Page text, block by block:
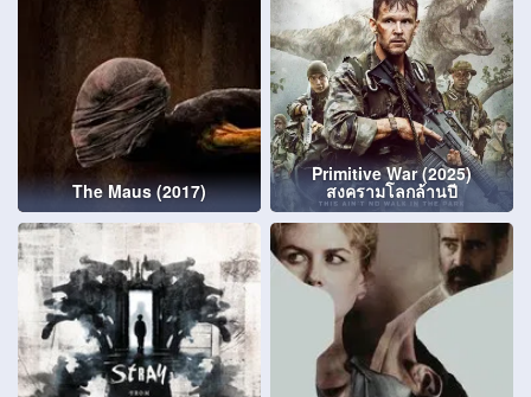
The Maus (2017)
Primitive War (2025)
สงครามโลกล้านปี